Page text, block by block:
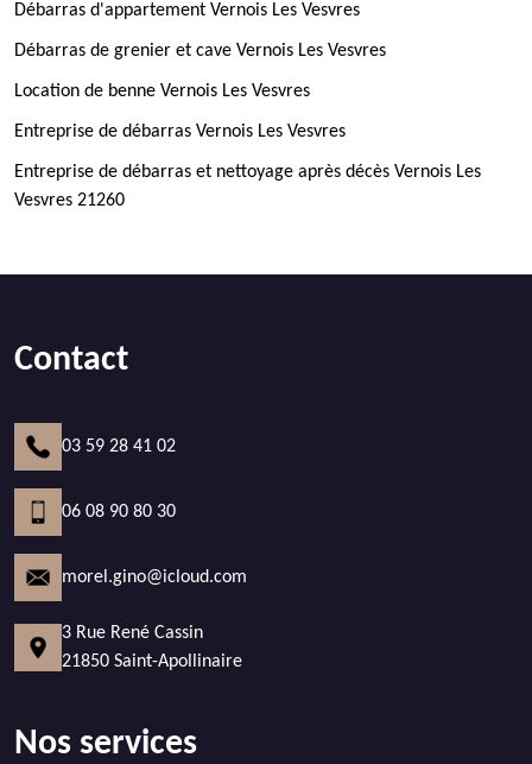
Débarras d'appartement Vernois Les Vesvres
Débarras de grenier et cave Vernois Les Vesvres
Location de benne Vernois Les Vesvres
Entreprise de débarras Vernois Les Vesvres
Entreprise de débarras et nettoyage après décès Vernois Les
Vesvres 21260
Contact
03 59 28 41 02
06 08 90 80 30
morel.gino@icloud.com
3 Rue René Cassin
21850 Saint-Apollinaire
Nos services